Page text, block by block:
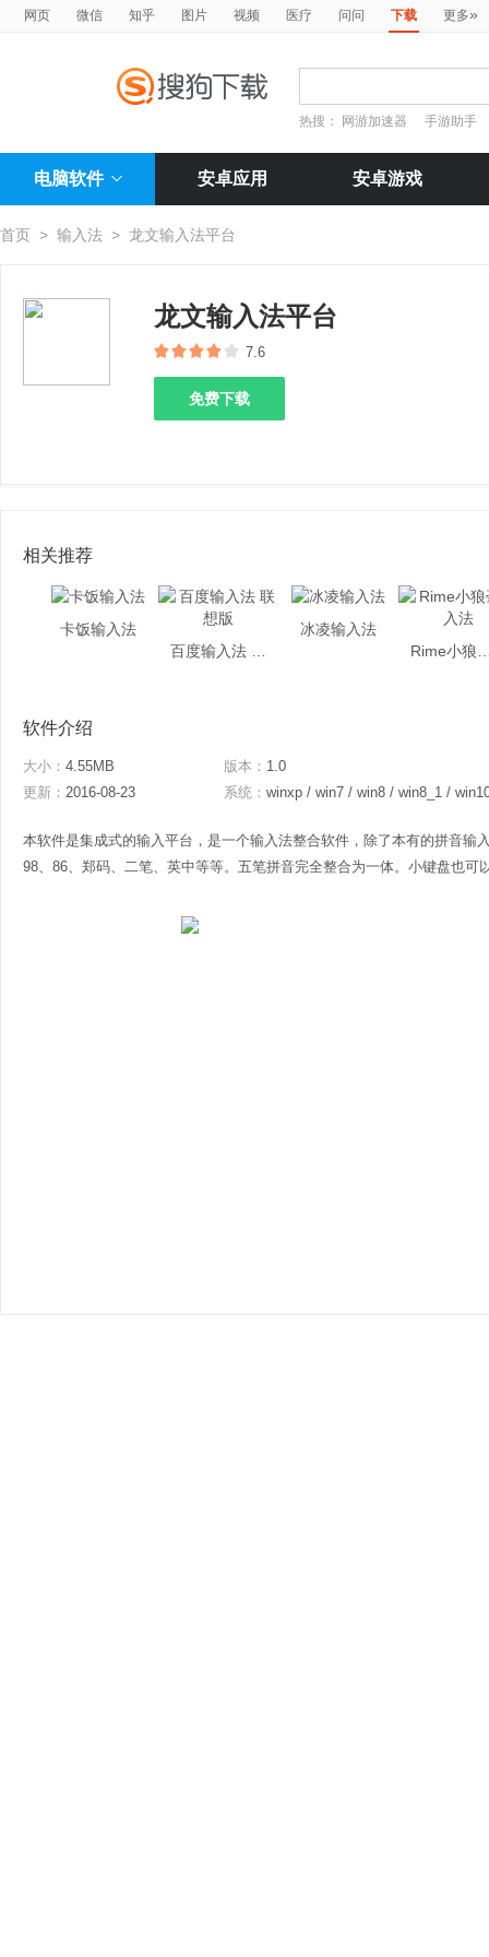
网页 微信 知乎 图片 视频 医疗 问问 下载 更多»
热搜： 网游加速器 手游助手
电脑软件 安卓应用 安卓游戏
首页 > 输入法 > 龙文输入法平台
龙文输入法平台
7.6
免费下载
相关推荐
卡饭输入法
冰凌输入法
软件介绍
大小： 4.55MB 版本： 1.0
更新： 2016-08-23 系统： winxp / win7 / win8 / win8_1 /
本软件是集成式的输入平台，是一个输入法整合软件，除了本有的拼音输
98、86、郑码、二笔、英中等等。五笔拼音完全整合为一体。小键盘也可